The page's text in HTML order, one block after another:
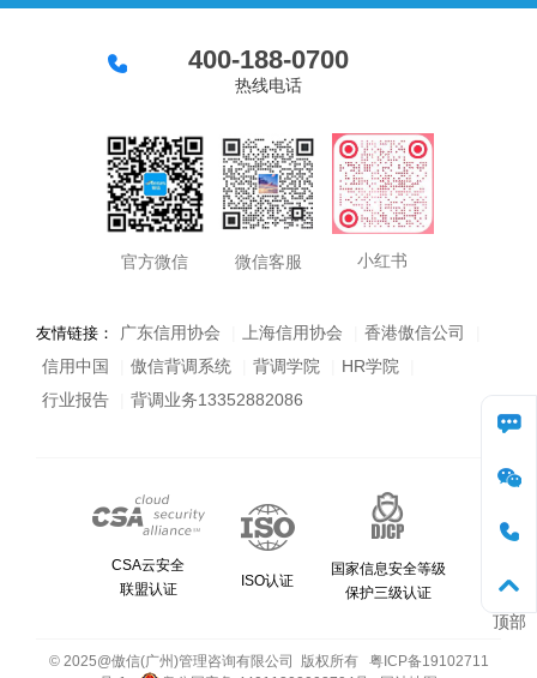
顶部
400-188-0700
热线电话
官方微信 微信客服 小红书
友情链接： 广东信用协会 上海信用协会 香港傲信公司
信用中国
傲信背调系统 背调学院 HR学院
行业报告
背调业务13352882086
CSA云安全
联盟认证
ISO认证
国家信息安全等级
保护三级认证
© 2025@傲信(广州)管理咨询有限公司 版权所有 粤ICP备19102711